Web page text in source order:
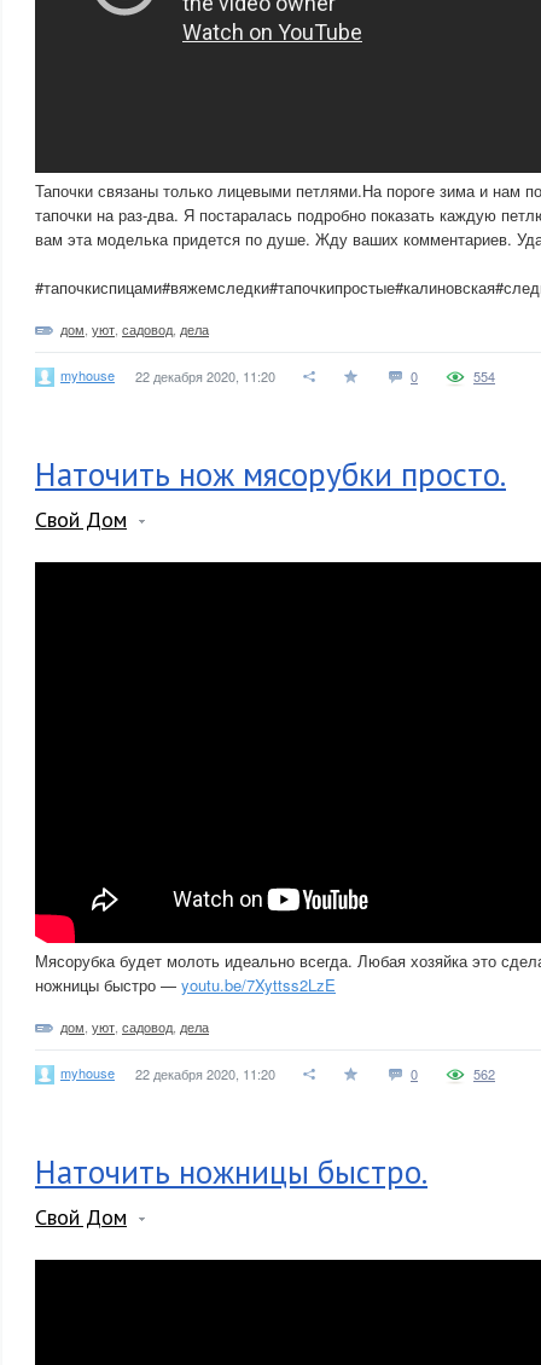
Тапочки связаны только лицевыми петлями.На пороге зима и нам
тапочки на раз-два. Я постаралась подробно показать каждую
вам эта моделька придется по душе. Жду ваших комментариев.
дом уют садовод дела
myhouse 22 декабря 2020, 11:20 0 554
Наточить нож мясорубки просто.
Свой Дом
Мясорубка будет молоть идеально всегда. Любая хозяйка это
ножницы быстро — youtu.be/7Xyttss2LzE
дом уют садовод дела
myhouse 22 декабря 2020, 11:20 0 562
Наточить ножницы быстро.
Свой Дом